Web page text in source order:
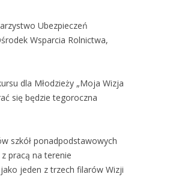
Ubezpieczeń
Wsparcia Rolnictwa,
dla Młodzieży „Moja Wizja
się będzie tegoroczna
szkół ponadpodstawowych
pracą na terenie
jeden z trzech filarów Wizji